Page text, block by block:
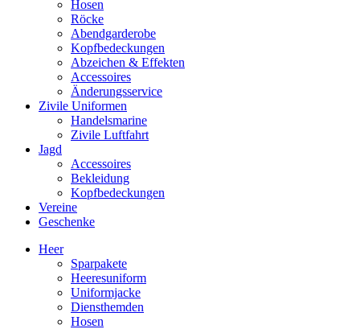
Hosen
Röcke
Abendgarderobe
Kopfbedeckungen
Abzeichen & Effekten
Accessoires
Änderungsservice
Zivile Uniformen
Handelsmarine
Zivile Luftfahrt
Jagd
Accessoires
Bekleidung
Kopfbedeckungen
Vereine
Geschenke
Heer
Sparpakete
Heeresuniform
Uniformjacke
Diensthemden
Hosen